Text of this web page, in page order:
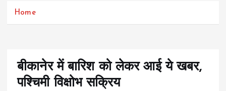
Home
बीकानेर में बारिश को लेकर आई ये खबर,
पश्चिमी विक्षोभ सक्रिय